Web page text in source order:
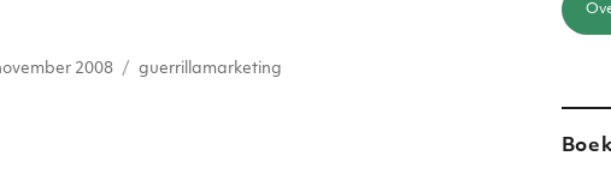
e
l 2008 guerrillamarketing